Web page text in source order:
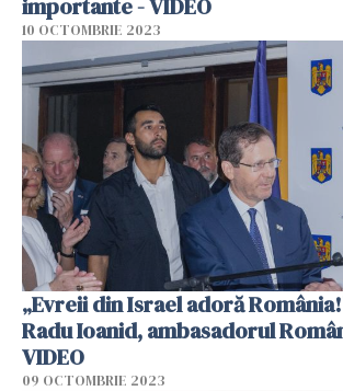
10 OCTOMBRIE 2023
„Evreii din Israel adoră
Radu Ioanid, ambasadorul
VIDEO
09 OCTOMBRIE 2023